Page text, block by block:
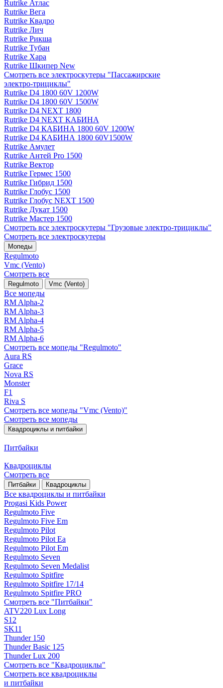
Rutrike Атлас
Rutrike Вега
Rutrike Квадро
Rutrike Лич
Rutrike Рикша
Rutrike Тубан
Rutrike Хара
Rutrike Шкипер New
Смотреть все электро­скутеры "Пассажирские
электро‑трициклы"
Rutrike D4 1800 60V 1200W
Rutrike D4 1800 60V 1500W
Rutrike D4 NEXT 1800
Rutrike D4 NEXT КАБИНА
Rutrike D4 КАБИНА 1800 60V 1200W
Rutrike D4 КАБИНА 1800 60V1500W
Rutrike Амулет
Rutrike Антей Pro 1500
Rutrike Вектор
Rutrike Гермес 1500
Rutrike Гибрид 1500
Rutrike Глобус 1500
Rutrike Глобус NEXT 1500
Rutrike Дукат 1500
Rutrike Мастер 1500
Смотреть все электро­скутеры "Грузовые электро‑трициклы"
Смотреть все электро­скутеры
Мопеды
Regulmoto
Vmc (Vento)
Смотреть все
Regulmoto Vmc (Vento)
Все мопеды
RM Alpha-2
RM Alpha-3
RM Alpha-4
RM Alpha-5
RM Alpha-6
Смотреть все мопеды "Regulmoto"
Aura RS
Grace
Nova RS
Monster
F1
Riva S
Смотреть все мопеды "Vmc (Vento)"
Смотреть все мопеды
Квадроциклы и питбайки
Питбайки
Квадроциклы
Смотреть все
Питбайки Квадроциклы
Все квадроциклы и питбайки
Progasi Kids Power
Regulmoto Five
Regulmoto Five Em
Regulmoto Pilot
Regulmoto Pilot Ea
Regulmoto Pilot Em
Regulmoto Seven
Regulmoto Seven Medalist
Regulmoto Spitfire
Regulmoto Spitfire 17/14
Regulmoto Spitfire PRO
Смотреть все "Питбайки"
ATV220 Lux Long
S12
SK11
Thunder 150
Thunder Basic 125
Thunder Lux 200
Смотреть все "Квадроциклы"
Смотреть все квадроциклы
и питбайки